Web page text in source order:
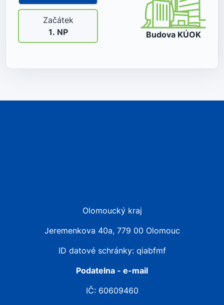
Začátek
1. NP Budova KÚOK
Olomoucký kraj
Jeremenkova 40a, 779 00 Olomouc
ID datové schránky: qiabfmf
Podatelna - e-mail
IČ: 60609460